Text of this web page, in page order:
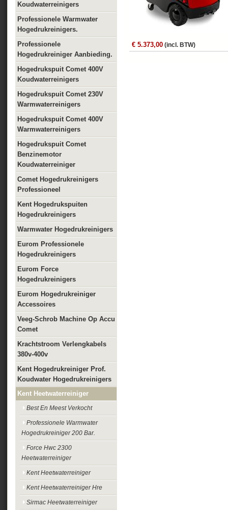
Koudwaterreinigers
Professionele Warmwater
Hogedrukreinigers.
Professionele
Hogedrukreiniger Aanbieding.
Hogedrukspuit Comet 400V
Koudwaterreinigers
Hogedrukspuit Comet 230V
Warmwaterreinigers
Hogedrukspuit Comet 400V
Warmwaterreinigers
Hogedrukspuit Comet
Benzinemotor
Koudwaterreiniger
Comet Hogedrukreinigers
Professioneel
Kent Hogedrukspuiten
Hogedrukreinigers
Warmwater Hogedrukreinigers
Eurom Professionele
Hogedrukreinigers
Eurom Force
Hogedrukreinigers
Eurom Hogedrukreiniger
Accessoires
Veeg-Schrob Machine Op Accu
Comet
Krachtstroom Verlengkabels
380v-400v
Kent Hogedrukreiniger Prof.
Koudwater Hogedrukreinigers
Kent Heetwaterreiniger
Best En Meest Verkocht
Professionele Warmwater
Hogedrukreiniger 200 Bar.
Force Hwc 2300
Heetwaterreiniger
Kent Heetwaterreiniger
Kent Heetwaterreiniger Hre
Sirmac Heetwaterreiniger
€ 5.373,00 (incl. BTW)